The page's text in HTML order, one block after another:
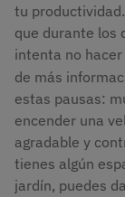
tu
que durante los
intenta no hacer
de más
estas pausas:
encender una
agradable y
tienes algún
jardín, puedes